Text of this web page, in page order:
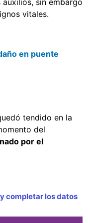
vitales.
en puente
tendido en la
del
por el
completar los datos